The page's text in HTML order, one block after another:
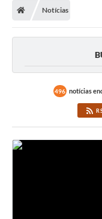
Notícias
496 notícias